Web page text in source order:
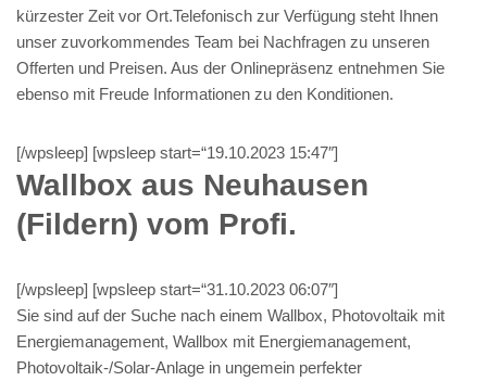
kürzester Zeit vor Ort.Telefonisch zur Verfügung steht Ihnen
unser zuvorkommendes Team bei Nachfragen zu unseren
Offerten und Preisen. Aus der Onlinepräsenz entnehmen Sie
ebenso mit Freude Informationen zu den Konditionen.
[/wpsleep] [wpsleep start=“19.10.2023 15:47″]
Wallbox aus Neuhausen
(Fildern) vom Profi.
[/wpsleep] [wpsleep start=“31.10.2023 06:07″]
Sie sind auf der Suche nach einem Wallbox, Photovoltaik mit
Energiemanagement, Wallbox mit Energiemanagement,
Photovoltaik-/Solar-Anlage in ungemein perfekter